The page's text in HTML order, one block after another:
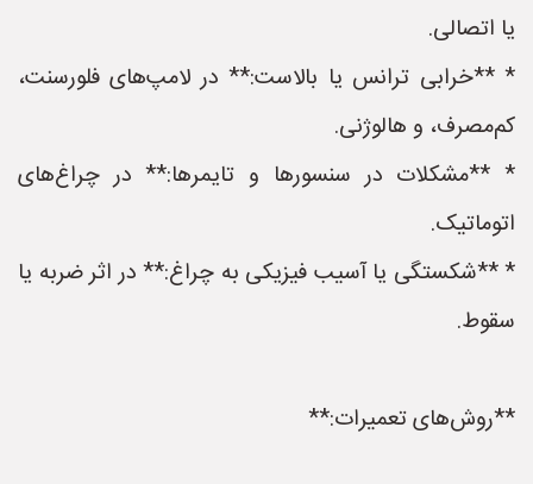
یا اتصالی.
* **خرابی ترانس یا بالاست:** در لامپ‌های فلورسنت،
کم‌مصرف، و هالوژنی.
* **مشکلات در سنسورها و تایمرها:** در چراغ‌های
اتوماتیک.
* **شکستگی یا آسیب فیزیکی به چراغ:** در اثر ضربه یا
سقوط.
**روش‌های تعمیرات:**